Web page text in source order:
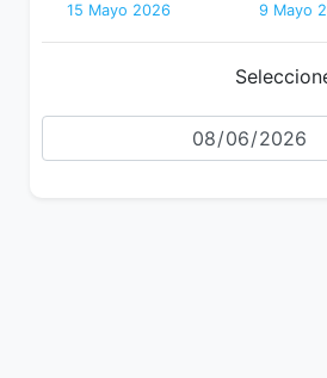
15 Mayo 2026
9 Mayo